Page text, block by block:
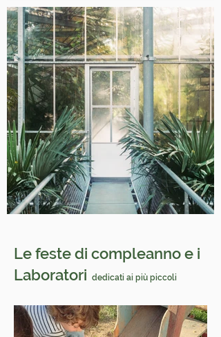
Le feste di compleanno e i
Laboratori dedicati ai più piccoli